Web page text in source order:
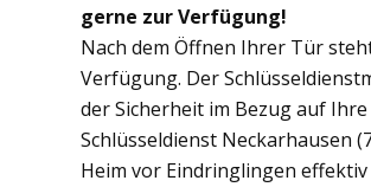
gerne zur Verfügung!
Nach dem Öffnen Ihrer Tür
Verfügung. Der
der Sicherheit im Bezug auf
Schlüsseldienst Neckarhausen
Heim vor Eindringlingen